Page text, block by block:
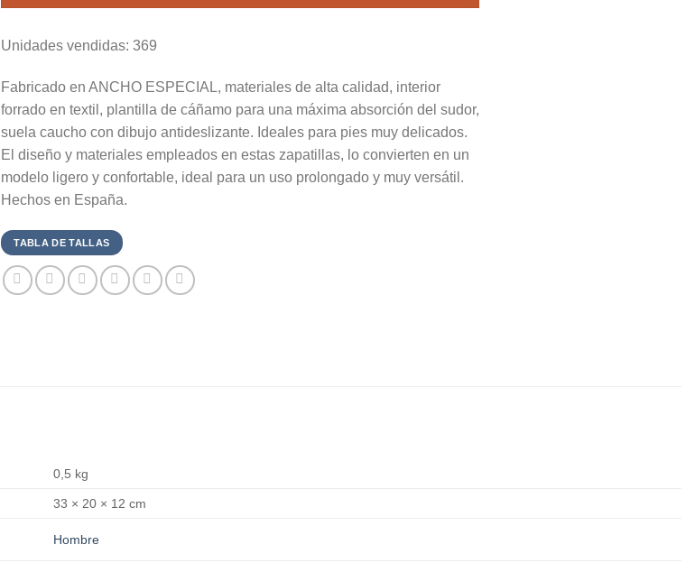
Unidades vendidas: 369
Fabricado en ANCHO ESPECIAL, materiales de alta calidad, interior
forrado en textil, plantilla de cáñamo para una máxima absorción del sudor,
suela caucho con dibujo antideslizante. Ideales para pies muy delicados.
El diseño y materiales empleados en estas zapatillas, lo convierten en un
modelo ligero y confortable, ideal para un uso prolongado y muy versátil.
Hechos en España.
TABLA DE TALLAS
0,5 kg
33 × 20 × 12 cm
Hombre